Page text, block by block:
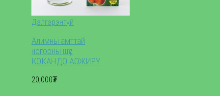
Дэлгэрэнгүй
Алимны амттай
ногооны шүүс
КОКАНДО АОЖИРҮ
20,000₮